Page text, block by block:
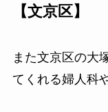
【文京区】
また文京区の大
てくれる婦人科